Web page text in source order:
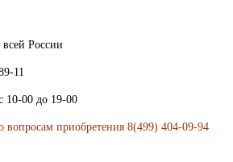
России
11
10-00 до 19-00
вопросам приобретения 8(499) 404-09-94